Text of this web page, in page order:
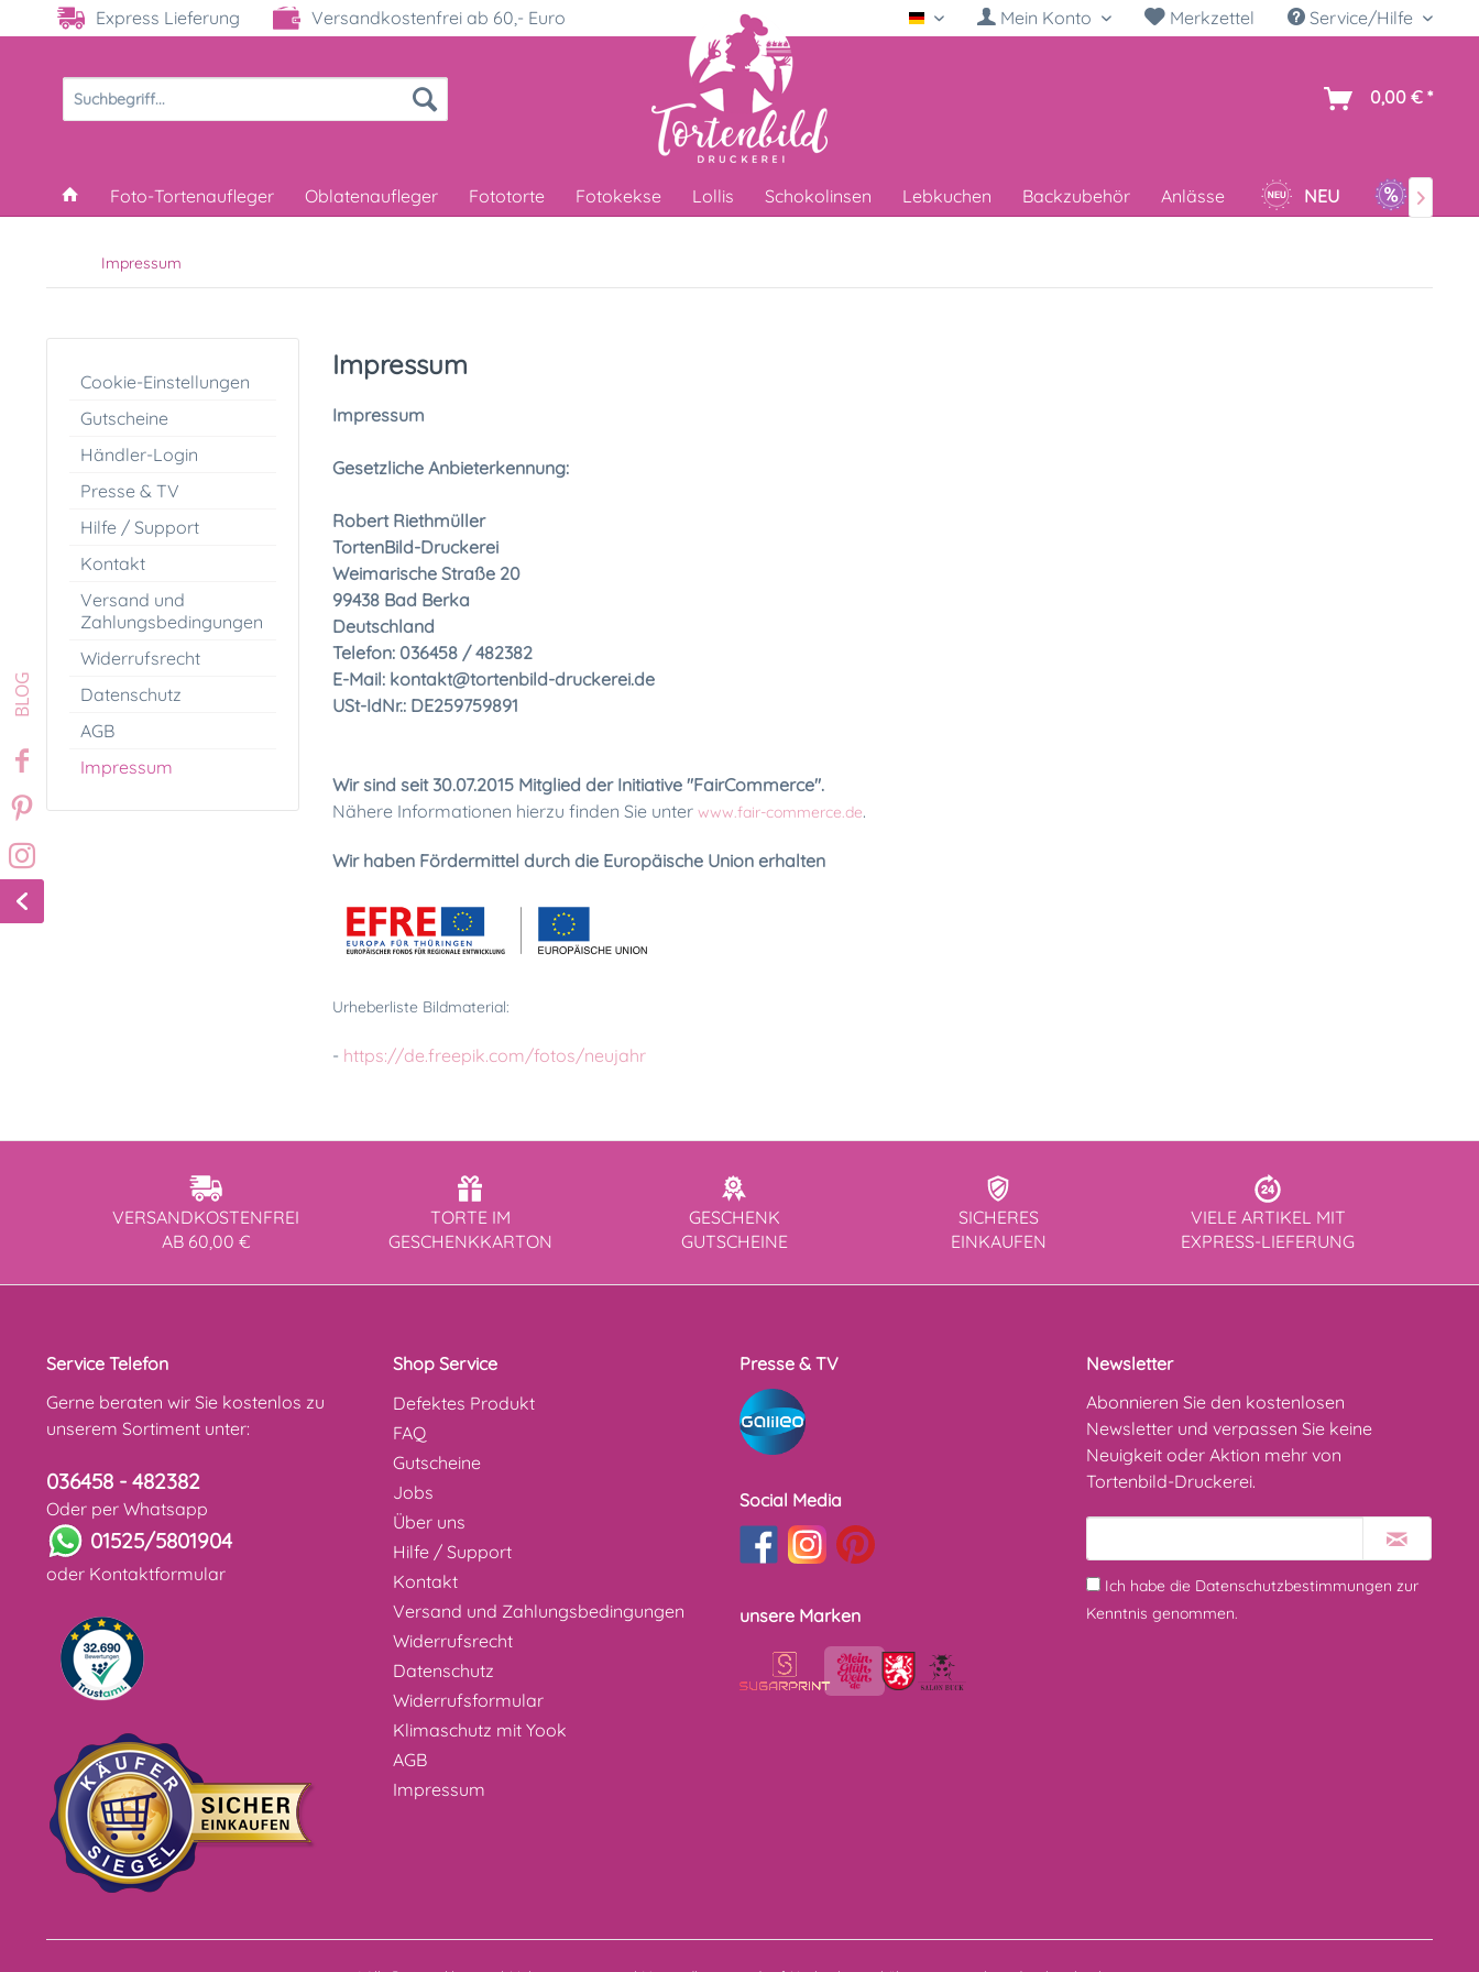
Express Lieferung Versandkostenfrei ab 60,- Euro Deutsch Mein Konto Merkzettel Service/Hilfe
0,00 € *
Foto-Tortenaufleger Oblatenaufleger Fototorte Fotokekse Lollis Schokolinsen Lebkuchen Backzubehör Anlässe NEU SALE

Impressum
Cookie-Einstellungen
Gutscheine
Händler-Login
Presse & TV
Hilfe / Support
Kontakt
Versand und
Zahlungsbedingungen
Widerrufsrecht
Datenschutz
AGB
Impressum
Impressum
Impressum
Gesetzliche Anbieterkennung:
Robert Riethmüller
TortenBild-Druckerei
Weimarische Straße 20
99438 Bad Berka
Deutschland
Telefon: 036458 / 482382
E-Mail: kontakt@tortenbild-druckerei.de
USt-IdNr.: DE259759891
Wir sind seit 30.07.2015 Mitglied der Initiative "FairCommerce".
Nähere Informationen hierzu finden Sie unter www.fair-commerce.de.
Wir haben Fördermittel durch die Europäische Union erhalten
Urheberliste Bildmaterial:
- https://de.freepik.com/fotos/neujahr
VERSANDKOSTENFREI
AB 60,00 €
TORTE IM
GESCHENKKARTON
GESCHENK
GUTSCHEINE
SICHERES
EINKAUFEN
VIELE ARTIKEL MIT
EXPRESS-LIEFERUNG
Service Telefon
Gerne beraten wir Sie kostenlos zu
unserem Sortiment unter:
036458 - 482382
Oder per Whatsapp
01525/5801904
oder Kontaktformular
Shop Service
Defektes Produkt
FAQ
Gutscheine
Jobs
Über uns
Hilfe / Support
Kontakt
Versand und Zahlungsbedingungen
Widerrufsrecht
Datenschutz
Widerrufsformular
Klimaschutz mit Yook
AGB
Impressum
Presse & TV
Social Media
unsere Marken
Newsletter
Abonnieren Sie den kostenlosen
Newsletter und verpassen Sie keine
Neuigkeit oder Aktion mehr von
Tortenbild-Druckerei.
Ich habe die Datenschutzbestimmungen zur
Kenntnis genommen.